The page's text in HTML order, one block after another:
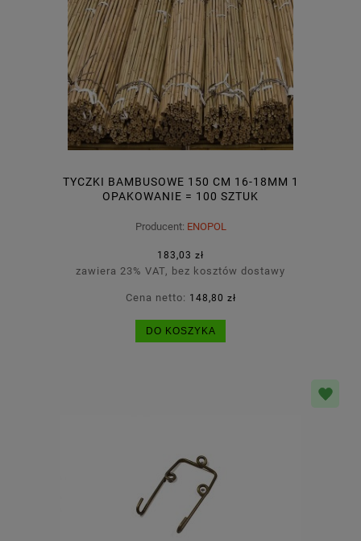
TYCZKI BAMBUSOWE 150 CM 16-18MM 1
OPAKOWANIE = 100 SZTUK
Producent: ENOPOL
183,03 zł
zawiera 23% VAT, bez kosztów dostawy
Cena netto: 148,80 zł
DO KOSZYKA